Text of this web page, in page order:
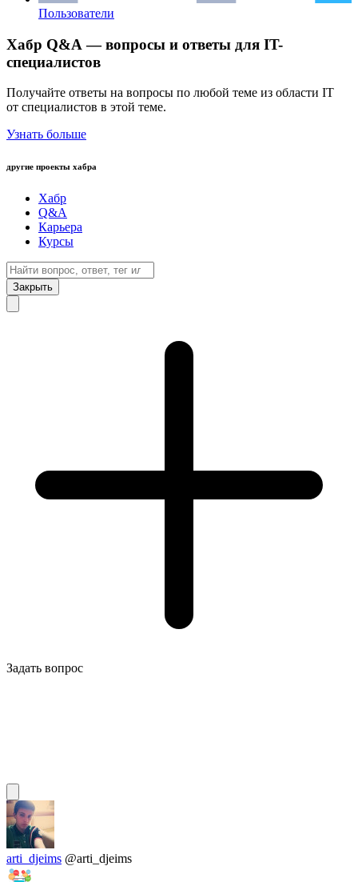
Пользователи
Хабр Q&A — вопросы и ответы для IT-
специалистов
Получайте ответы на вопросы по любой теме из области IT
от специалистов в этой теме.
Узнать больше
другие проекты хабра
Хабр
Q&A
Карьера
Курсы
Закрыть
Задать вопрос
arti_djeims @arti_djeims